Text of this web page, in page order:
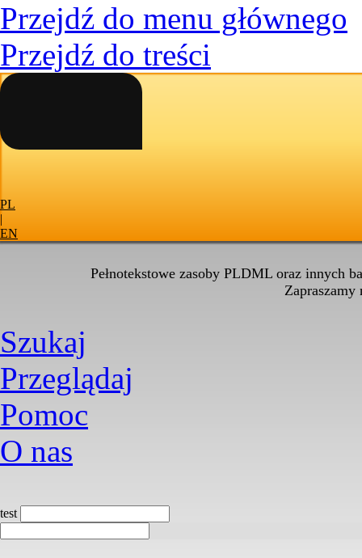
Przejdź do menu głównego
Przejdź do treści
PL
|
EN
Pełnotekstowe zasoby PLDML oraz innych
Zapraszamy
Szukaj
Przeglądaj
Pomoc
O nas
test